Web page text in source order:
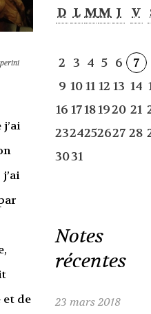
et de
D L MM J V
2 3 4 5 6 7
9 1011 12 13 14
16 17181920 21
2324252627 28
3031
Notes
récentes
23 mars 2018